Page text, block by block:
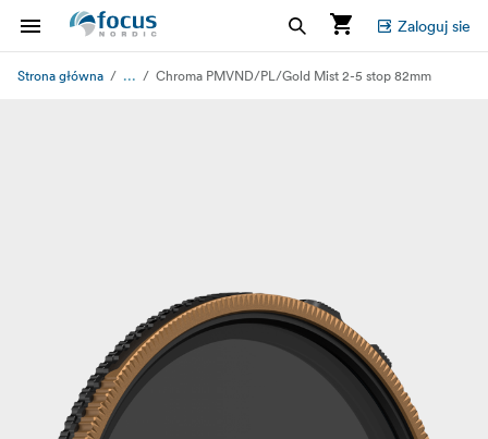
Zaloguj sie
Strona główna ... Chroma PMVND/PL/Gold Mist 2-5 stop 82mm